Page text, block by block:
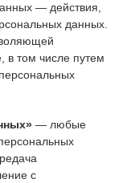
— действия,
данных.
в том числе путем
— любые
с